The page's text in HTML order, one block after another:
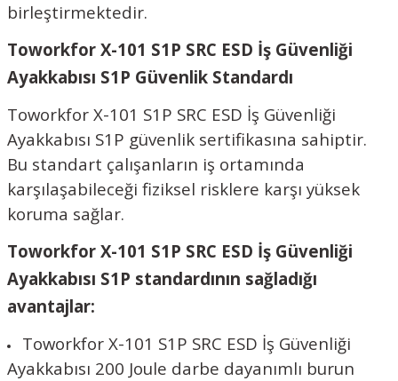
birleştirmektedir.
Toworkfor X-101 S1P SRC ESD İş Güvenliği
Ayakkabısı S1P Güvenlik Standardı
Toworkfor X-101 S1P SRC ESD İş Güvenliği
Ayakkabısı S1P güvenlik sertifikasına sahiptir.
Bu standart çalışanların iş ortamında
karşılaşabileceği fiziksel risklere karşı yüksek
koruma sağlar.
Toworkfor X-101 S1P SRC ESD İş Güvenliği
Ayakkabısı S1P standardının sağladığı
avantajlar:
Toworkfor X-101 S1P SRC ESD İş Güvenliği
Ayakkabısı 200 Joule darbe dayanımlı burun